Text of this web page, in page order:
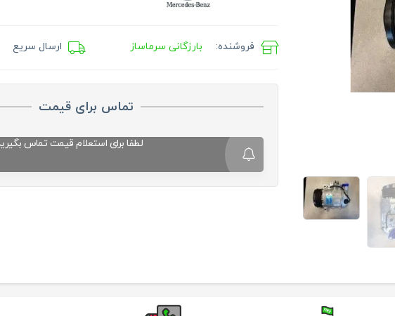
فروشنده: بارزگانی سرماساز ارسال سریع
تماس برای قیمت
لطفا برای استعلام قیمت تماس